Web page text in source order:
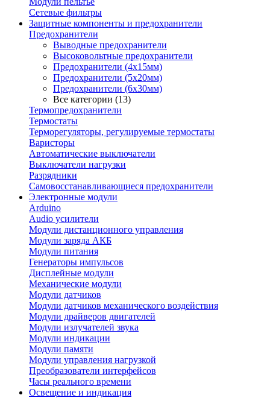
Сетевые фильтры
Защитные компоненты и предохранители
Предохранители
Выводные предохранители
Высоковольтные предохранители
Предохранители (4х15мм)
Предохранители (5х20мм)
Предохранители (6х30мм)
Все категории (13)
Термопредохранители
Термостаты
Терморегуляторы, регулируемые термостаты
Варисторы
Автоматические выключатели
Выключатели нагрузки
Разрядники
Самовосстанавливающиеся предохранители
Электронные модули
Arduino
Audio усилители
Модули дистанционного управления
Модули заряда АКБ
Модули питания
Генераторы импульсов
Дисплейные модули
Механические модули
Модули датчиков
Модули датчиков механического воздействия
Модули драйверов двигателей
Модули излучателей звука
Модули индикации
Модули памяти
Модули управления нагрузкой
Преобразователи интерфейсов
Часы реального времени
Освещение и индикация